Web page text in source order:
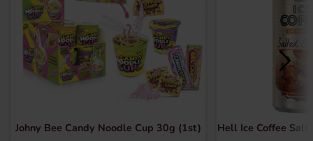
Johny Bee Candy Noodle Cup 30g (1st) Hell Ice Coffee